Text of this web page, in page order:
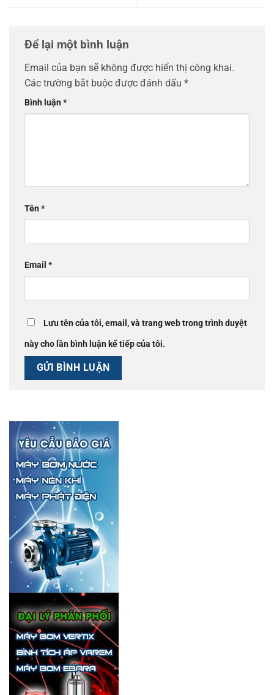
Để lại một bình luận
Email của bạn sẽ không được hiển thị công khai.
Các trường bắt buộc được đánh dấu *
Bình luận*
Tên*
Email *
Lưu tên của tôi, email, và trang web trong trình duyệt
này cho lần bình luận kế tiếp của tôi.